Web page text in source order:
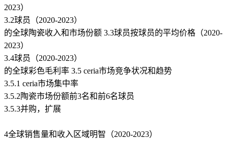
2023）
3.2球员（2020-2023）
的全球陶瓷收入和市场份额 3.3球员按球员的平均价格（2020-
2023）
3.4球员（2020-2023）
的全球彩色毛利率 3.5 ceria市场竞争状况和趋势
3.5.1 ceria市场集中率
3.5.2陶瓷市场份额前3名和前6名球员
3.5.3并购，扩展
4全球销售量和收入区域明智（2020-2023）